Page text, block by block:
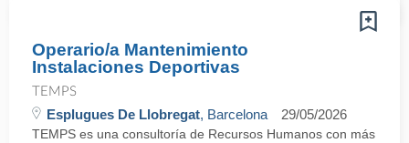
Operario/a Mantenimiento
Instalaciones Deportivas
TEMPS
Esplugues De Llobregat, Barcelona 29/05/2026
TEMPS es una consultoría de Recursos Humanos con más